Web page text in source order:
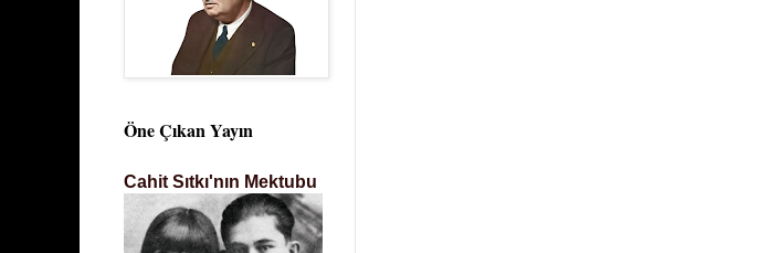
Öne Çıkan Yayın
Cahit Sıtkı'nın Mektubu